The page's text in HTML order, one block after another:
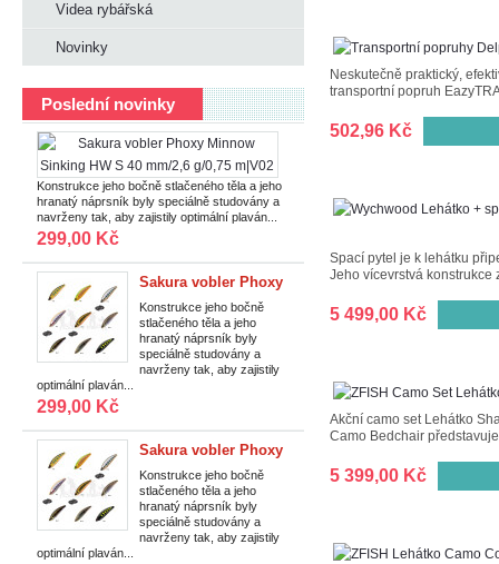
Videa rybářská
Novinky
Poslední novinky
Sakura
Minnow
mm/2,6
Konstrukce jeho bočně stlačeného těla a jeho
hranatý náprsník byly speciálně studovány a
navrženy tak, aby zajistily optimální plaván...
299,00 Kč
Sakura vobler Phoxy
Minnow Sinking HW
S 40 mm/2,6 g/0,75
m|T14
Konstrukce jeho bočně
stlačeného těla a jeho
hranatý náprsník byly
speciálně studovány a
navrženy tak, aby zajistily
optimální plaván...
299,00 Kč
Sakura vobler Phoxy
Minnow Sinking HW
S 40 mm/2,6 g/0,75
m|T13
Konstrukce jeho bočně
stlačeného těla a jeho
hranatý náprsník byly
speciálně studovány a
navrženy tak, aby zajistily
optimální plaván...
Neskutečně praktický,
transportní popruh
502,96 Kč
Spací pytel je k lehátku
Jeho vícevrstvá konstrukce
5 499,00 Kč
Akční camo set Lehátko
Camo Bedchair
5 399,00 Kč